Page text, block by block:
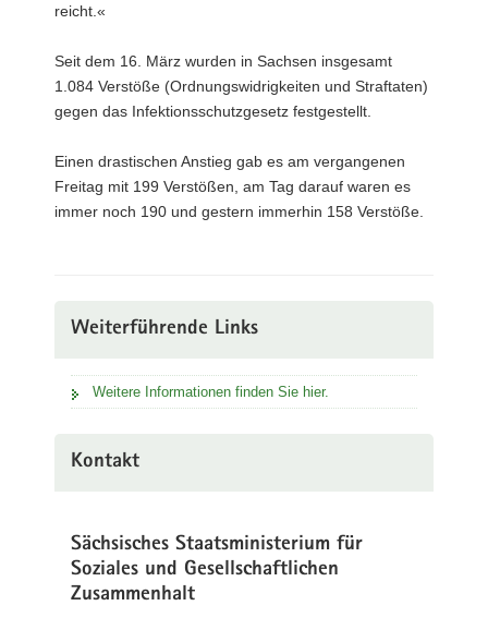
reicht.«
Seit dem 16. März wurden in Sachsen insgesamt
1.084 Verstöße (Ordnungswidrigkeiten und Straftaten)
gegen das Infektionsschutzgesetz festgestellt.
Einen drastischen Anstieg gab es am vergangenen
Freitag mit 199 Verstößen, am Tag darauf waren es
immer noch 190 und gestern immerhin 158 Verstöße.
Weiterführende Links
Weitere Informationen finden Sie hier.
Kontakt
Sächsisches Staatsministerium für
Soziales und Gesellschaftlichen
Zusammenhalt